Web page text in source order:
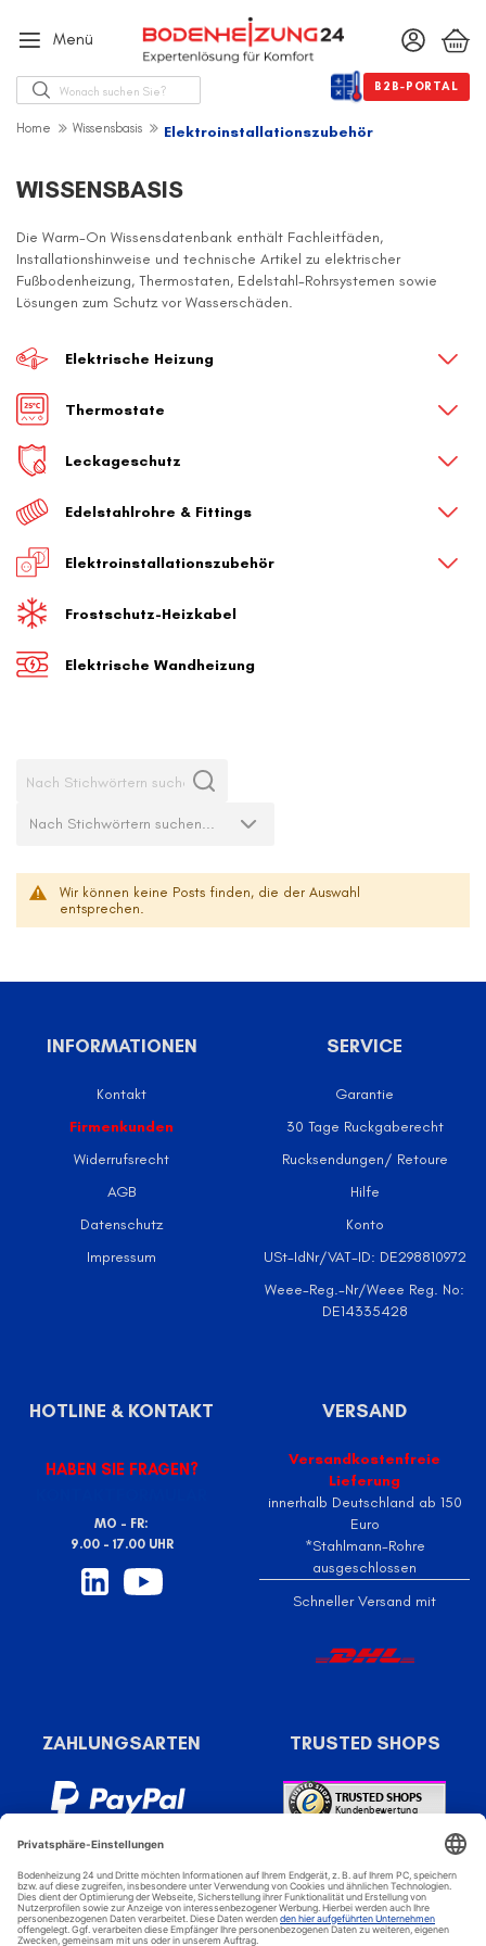
Menü
Suche B2B-PORTAL
Home Wissensbasis Elektroinstallationszubehör
WISSENSBASIS
Die Warm-On Wissensdatenbank enthält Fachleitfäden,
Installationshinweise und technische Artikel zu elektrischer
Fußbodenheizung, Thermostaten, Edelstahl-Rohrsystemen sowie
Lösungen zum Schutz vor Wasserschäden.
Wir können keine Posts finden, die der Auswahl
entsprechen.
Elektrische Heizung
Thermostate
Leckageschutz
Edelstahlrohre & Fittings
Elektroinstallationszubehör
Frostschutz-Heizkabel
Elektrische Wandheizung
INFORMATIONEN
Kontakt
Firmenkunden
Widerrufsrecht
AGB
Datenschutz
Impressum
SERVICE
Garantie
30 Tage Ruckgaberecht
Rucksendungen/ Retoure
Hilfe
Konto
USt-IdNr/VAT-ID: DE298810972
Weee-Reg.-Nr/Weee Reg. No:
DE14335428
HOTLINE & KONTAKT
HABEN SIE FRAGEN?
MO - FR:
9.00 - 17.00 UHR
VERSAND
Versandkostenfreie
Lieferung
innerhalb Deutschland ab 150
Euro
*Stahlmann-Rohre
ausgeschlossen
Schneller Versand mit
ZAHLUNGSARTEN TRUSTED SHOPS